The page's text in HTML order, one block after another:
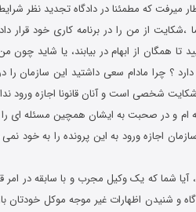
میرفت که مطمئنا در دادگاه تجدید نظر
،شکایت از من را در برنامه کاری خود قرار
تا همگان از ابهام در بیابند، یا شاید
؟ چرا مادام سعی داشتید این سازمان را
شخصی است و آنان قانونا اجازه ورود
ام و در صحبت به ایشان همچین مسئله ای را
اجازه ورود به این پرونده را به خود نمی
آیا شما که یک وکیل مجرب و با سابقه در
و شنیدن اظهارات غیر موجه موکل خودتان